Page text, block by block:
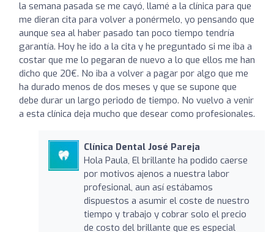
la semana pasada se me cayó, llamé a la clínica para que
me dieran cita para volver a ponérmelo, yo pensando que
aunque sea al haber pasado tan poco tiempo tendría
garantía. Hoy he ido a la cita y he preguntado si me iba a
costar que me lo pegaran de nuevo a lo que ellos me han
dicho que 20€. No iba a volver a pagar por algo que me
ha durado menos de dos meses y que se supone que
debe durar un largo periodo de tiempo. No vuelvo a venir
a esta clínica deja mucho que desear como profesionales.
Clínica Dental José Pareja
Hola Paula, El brillante ha podido caerse
por motivos ajenos a nuestra labor
profesional, aun así estábamos
dispuestos a asumir el coste de nuestro
tiempo y trabajo y cobrar solo el precio
de costo del brillante que es especial